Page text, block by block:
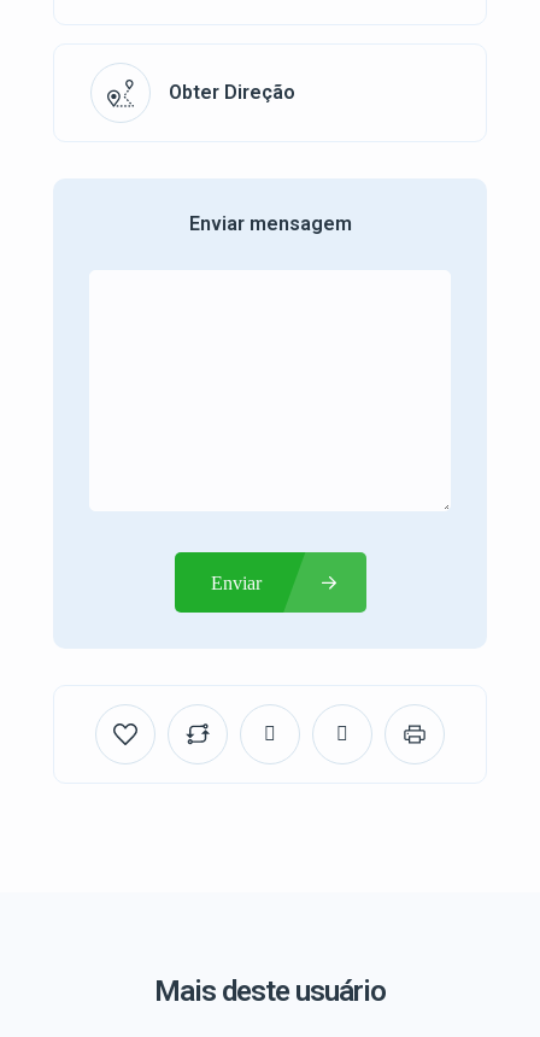
Obter Direção
Enviar mensagem
Enviar
Mais deste usuário